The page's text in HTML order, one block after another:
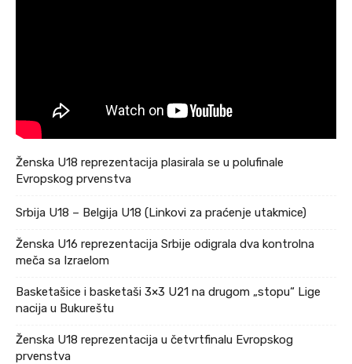
Ženska U18 reprezentacija plasirala se u polufinale
Evropskog prvenstva
Srbija U18 – Belgija U18 (Linkovi za praćenje utakmice)
Ženska U16 reprezentacija Srbije odigrala dva kontrolna
meča sa Izraelom
Basketašice i basketaši 3×3 U21 na drugom „stopu“ Lige
nacija u Bukureštu
Ženska U18 reprezentacija u četvrtfinalu Evropskog
prvenstva